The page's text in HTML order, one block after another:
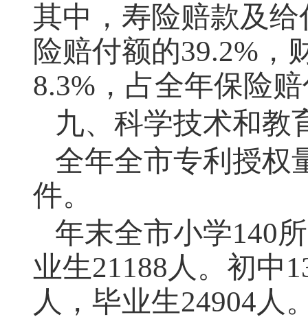
其中，寿险赔款及给
险赔付额的39.2%，
8.3%，占全年保险
九、科学技术和教
全年全市专利授权
件。
年末全市小学140
业生21188人。初中
人，毕业生24904人